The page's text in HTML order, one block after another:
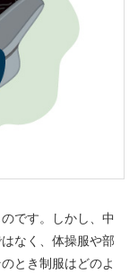
です。しかし、中
なく、体操服や部
とき制服はどのよ